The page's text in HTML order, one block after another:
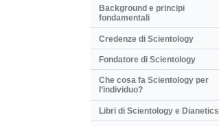
Background e principi
fondamentali
Credenze di Scientology
Fondatore di Scientology
Che cosa fa Scientology per
l’individuo?
Libri di Scientology e Dianetics